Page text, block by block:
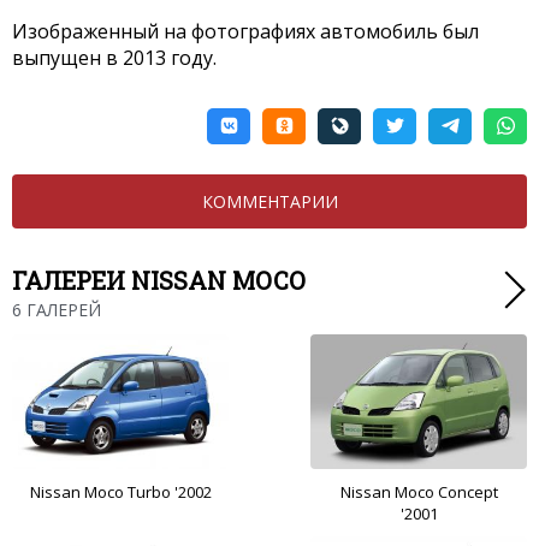
Изображенный на фотографиях автомобиль был
выпущен в 2013 году.
КОММЕНТАРИИ
ГАЛЕРЕИ NISSAN MOCO
6 ГАЛЕРЕЙ
Nissan Moco Turbo '2002
Nissan Moco Concept
'2001